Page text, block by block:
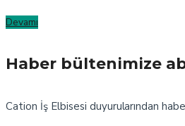
Devamı
Haber bültenimize
Cation İş Elbisesi duyurularından